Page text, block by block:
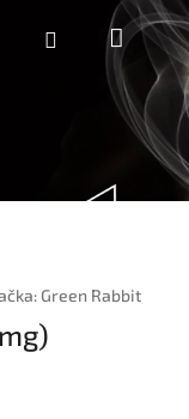
Přihlášení
košík
Green Rabbit